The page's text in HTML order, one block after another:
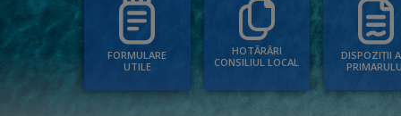
FORMULARE
UTILE
HOTĂRÂRI
CONSILIUL LOCAL
DISPOZIȚII